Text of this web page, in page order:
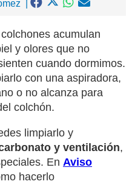
acumulan
y olores que no
cuando dormimos.
con una aspiradora,
o no alcanza para
colchón.
limpiarlo y
y ventilación,
En Aviso
hacerlo